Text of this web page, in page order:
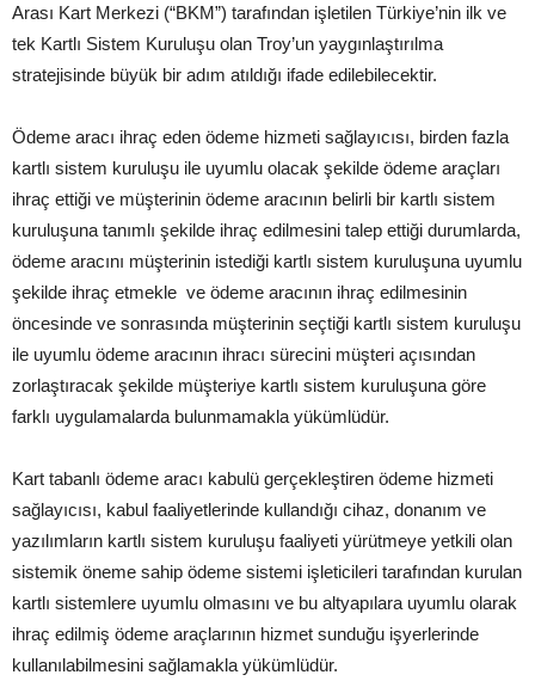
Arası Kart Merkezi (“BKM”) tarafından işletilen Türkiye’nin ilk ve
tek Kartlı Sistem Kuruluşu olan Troy’un yaygınlaştırılma
stratejisinde büyük bir adım atıldığı ifade edilebilecektir.
Ödeme aracı ihraç eden ödeme hizmeti sağlayıcısı, birden fazla
kartlı sistem kuruluşu ile uyumlu olacak şekilde ödeme araçları
ihraç ettiği ve müşterinin ödeme aracının belirli bir kartlı sistem
kuruluşuna tanımlı şekilde ihraç edilmesini talep ettiği durumlarda,
ödeme aracını müşterinin istediği kartlı sistem kuruluşuna uyumlu
şekilde ihraç etmekle ve ödeme aracının ihraç edilmesinin
öncesinde ve sonrasında müşterinin seçtiği kartlı sistem kuruluşu
ile uyumlu ödeme aracının ihracı sürecini müşteri açısından
zorlaştıracak şekilde müşteriye kartlı sistem kuruluşuna göre
farklı uygulamalarda bulunmamakla yükümlüdür.
Kart tabanlı ödeme aracı kabulü gerçekleştiren ödeme hizmeti
sağlayıcısı, kabul faaliyetlerinde kullandığı cihaz, donanım ve
yazılımların kartlı sistem kuruluşu faaliyeti yürütmeye yetkili olan
sistemik öneme sahip ödeme sistemi işleticileri tarafından kurulan
kartlı sistemlere uyumlu olmasını ve bu altyapılara uyumlu olarak
ihraç edilmiş ödeme araçlarının hizmet sunduğu işyerlerinde
kullanılabilmesini sağlamakla yükümlüdür.